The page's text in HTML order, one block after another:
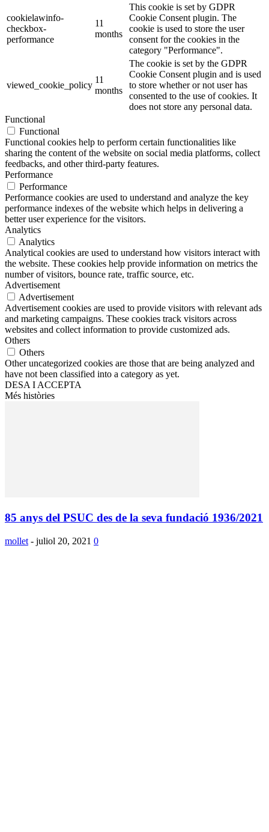
cookielawinfo-
checkbox-
performance
11
months
This cookie is set by GDPR
Cookie Consent plugin. The
cookie is used to store the user
consent for the cookies in the
category "Performance".
viewed_cookie_policy
11
months
The cookie is set by the GDPR
Cookie Consent plugin and is used
to store whether or not user has
consented to the use of cookies. It
does not store any personal data.
Functional
Functional
Functional cookies help to perform certain functionalities like
sharing the content of the website on social media platforms, collect
feedbacks, and other third-party features.
Performance
Performance
Performance cookies are used to understand and analyze the key
performance indexes of the website which helps in delivering a
better user experience for the visitors.
Analytics
Analytics
Analytical cookies are used to understand how visitors interact with
the website. These cookies help provide information on metrics the
number of visitors, bounce rate, traffic source, etc.
Advertisement
Advertisement
Advertisement cookies are used to provide visitors with relevant ads
and marketing campaigns. These cookies track visitors across
websites and collect information to provide customized ads.
Others
Others
Other uncategorized cookies are those that are being analyzed and
have not been classified into a category as yet.
DESA I ACCEPTA
Més històries
85 anys del PSUC des de la seva fundació 1936/2021
mollet - juliol 20, 2021 0